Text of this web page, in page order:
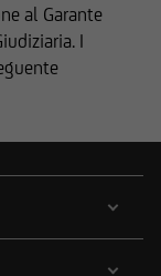
al Garante
I
Società e la
suddetta